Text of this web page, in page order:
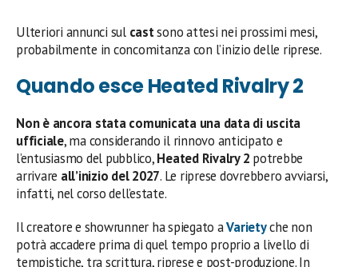
Ulteriori annunci sul castsono attesi nei prossimi mesi,
probabilmente in concomitanza con l’inizio delle riprese.
Quando esce Heated Rivalry 2
Non è ancora stata comunicata una data di uscita
ufficiale, ma considerando il rinnovo anticipato e
l’entusiasmo del pubblico,Heated Rivalry 2 potrebbe
arrivare all’inizio del 2027. Le riprese dovrebbero avviarsi,
infatti, nel corso dell’estate.
Il creatore e showrunner ha spiegato aVarietyche non
potrà accadere prima di quel tempo proprio a livello di
tempistiche, tra scrittura, riprese e post-produzione. In